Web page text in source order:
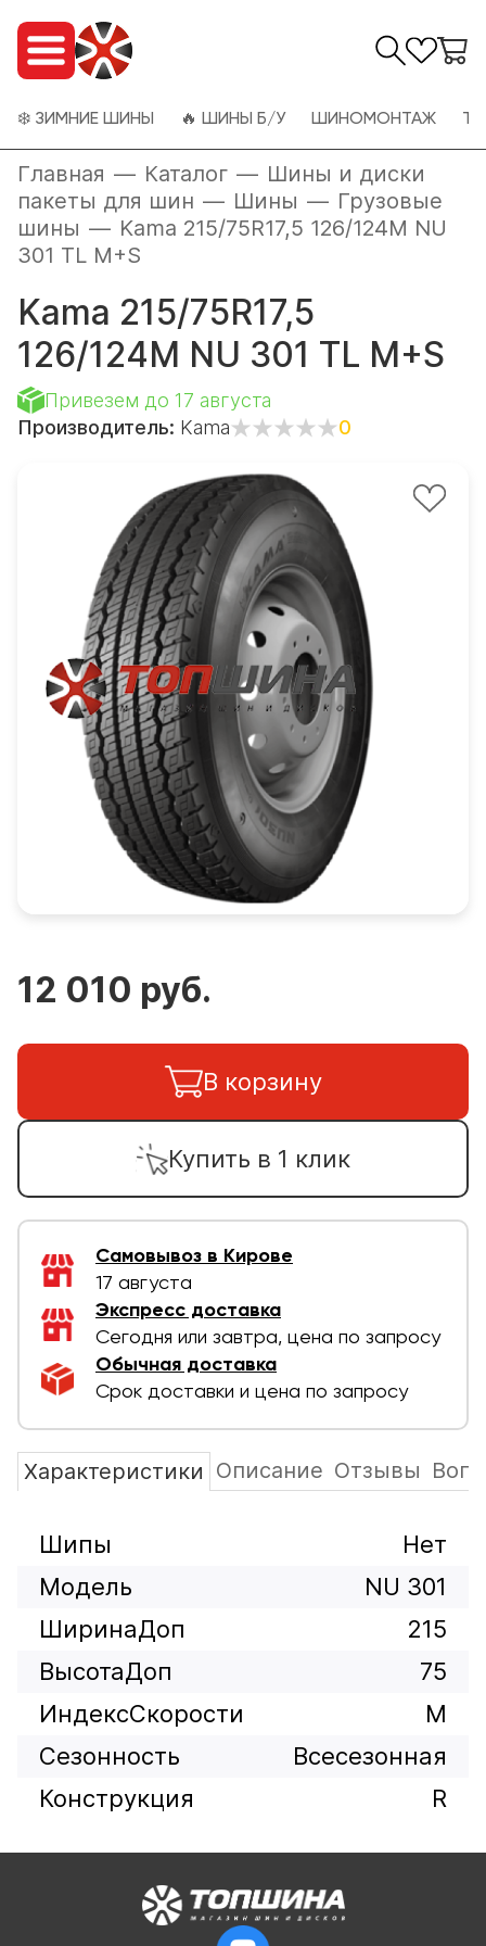
❄️ ЗИМНИЕ ШИНЫ 🔥 ШИНЫ Б/У ШИНОМОНТАЖ
Главная — Каталог — Шины и диски
пакеты для шин — Шины — Грузовые
шины — Kama 215/75R17,5 126/124M NU
301 TL M+S
Kama 215/75R17,5
126/124M NU 301 TL M+S
Привезем до 17 августа
Производитель: Kama 0
12 010 руб.
В корзину
Купить в 1 клик
Самовывоз в Кирове
17 августа
Экспресс доставка
Сегодня или завтра, цена по запросу
Обычная доставка
Срок доставки и цена по запросу
Характеристики Описание Отзывы
Шипы
Нет
Модель
NU 301
ШиринаДоп
215
ВысотаДоп
75
ИндексСкорости
M
Сезонность
Всесезонная
Конструкция
R